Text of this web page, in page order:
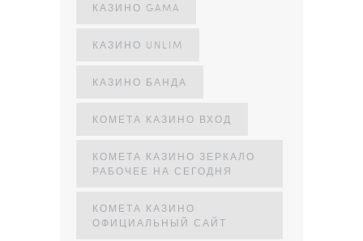
КАЗИНО GAMA
КАЗИНО UNLIM
КАЗИНО БАНДА
КОМЕТА КАЗИНО ВХОД
КОМЕТА КАЗИНО ЗЕРКАЛО
РАБОЧЕЕ НА СЕГОДНЯ
КОМЕТА КАЗИНО
ОФИЦИАЛЬНЫЙ САЙТ